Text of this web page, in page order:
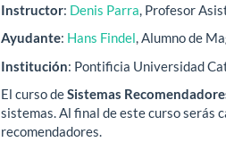
Instructor: Denis Parra , Profesor
Ayudante: Hans Findel, Alumno de
Institución: Pontificia Universidad
El curso deSistemas
sistemas. Al final de este curso serás
recomendadores.